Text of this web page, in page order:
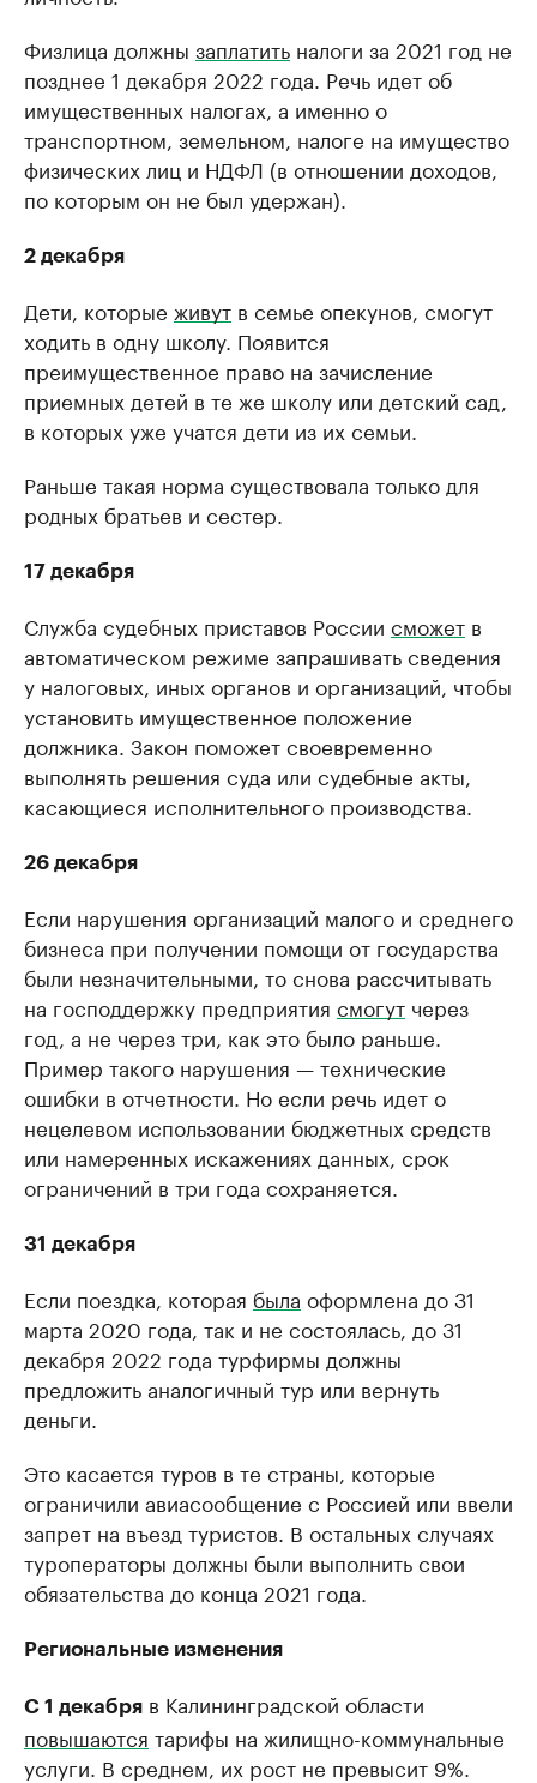
Физлица должны заплатить налоги за 2021 год не
позднее 1 декабря 2022 года. Речь идет об
имущественных налогах, а именно о
транспортном, земельном, налоге на имущество
физических лиц и НДФЛ (в отношении доходов,
по которым он не был удержан).
2 декабря
Дети, которые живут в семье опекунов, смогут
ходить в одну школу. Появится
преимущественное право на зачисление
приемных детей в те же школу или детский сад,
в которых уже учатся дети из их семьи.
Раньше такая норма существовала только для
родных братьев и сестер.
17 декабря
Служба судебных приставов России сможет в
автоматическом режиме запрашивать сведения
у налоговых, иных органов и организаций, чтобы
установить имущественное положение
должника. Закон поможет своевременно
выполнять решения суда или судебные акты,
касающиеся исполнительного производства.
26 декабря
Если нарушения организаций малого и среднего
бизнеса при получении помощи от государства
были незначительными, то снова рассчитывать
на господдержку предприятия смогут через
год, а не через три, как это было раньше.
Пример такого нарушения — технические
ошибки в отчетности. Но если речь идет о
нецелевом использовании бюджетных средств
или намеренных искажениях данных, срок
ограничений в три года сохраняется.
31 декабря
Если поездка, которая была оформлена до 31
марта 2020 года, так и не состоялась, до 31
декабря 2022 года турфирмы должны
предложить аналогичный тур или вернуть
деньги.
Это касается туров в те страны, которые
ограничили авиасообщение с Россией или ввели
запрет на въезд туристов. В остальных случаях
туроператоры должны были выполнить свои
обязательства до конца 2021 года.
Региональные изменения
С 1 декабря в Калининградской области
повышаются тарифы на жилищно-коммунальные
услуги. В среднем, их рост не превысит 9%.